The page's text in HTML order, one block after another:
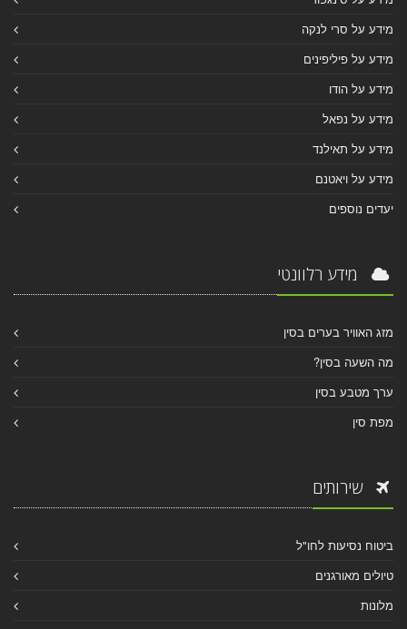
מידע על סרי לנקה
מידע על פיליפינים
מידע על הודו
מידע על נפאל
מידע על תאילנד
מידע על ויאטנם
יעדים נוספים
מידע רלוונטי
מזג האוויר בערים בסין
מה השעה בסין?
ערך מטבע בסין
מפת סין
שירותים
ביטוח נסיעות לחו"ל
טיולים מאורגנים
מלונות